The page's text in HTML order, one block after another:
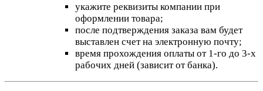
укажите реквизиты компании при
оформлении товара;
после подтверждения заказа вам будет
выставлен счет на электронную почту;
время прохождения оплаты от 1-го до 3-х
рабочих дней (зависит от банка).